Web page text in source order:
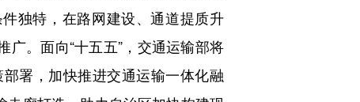
独特，在路网建设、通道提质升
。面向“十五五”，交通运输部将
署，加快推进交通运输一体化融